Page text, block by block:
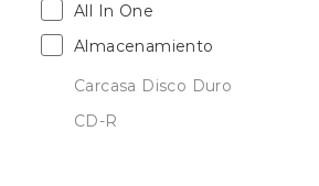
All In One
Almacenamiento
Carcasa Disco Duro
CD-R